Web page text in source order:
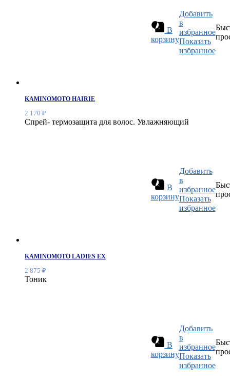
В
корзину
Добавить
в
избранное
Показать
избранное
KAMINOMOTO HAIRIE
2 170 ₽
Спрей- термозащита для волос. Увлажняющий
В
корзину
Добавить
в
избранное
Показать
избранное
KAMINOMOTO LADIES EX
2 875 ₽
Тоник
В
корзину
Добавить
в
избранное
Показать
избранное